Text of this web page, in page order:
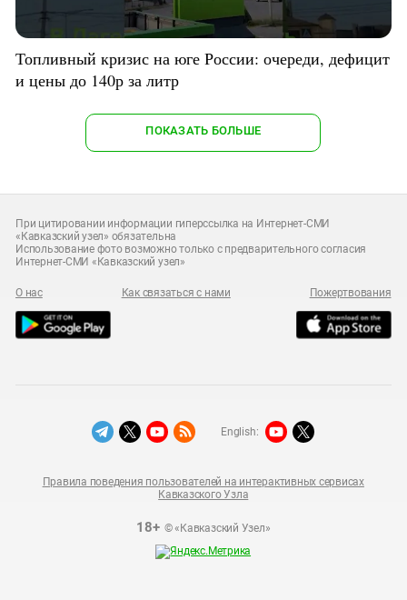
Топливный кризис на юге России: очереди, дефицит
и цены до 140р за литр
ПОКАЗАТЬ БОЛЬШЕ
При цитировании информации гиперссылка на Интернет-СМИ
«Кавказский узел» обязательна
Использование фото возможно только с предварительного согласия
Интернет-СМИ «Кавказский узел»
О нас Как связаться с нами Пожертвования
18+© «Кавказский Узел»
Правила поведения пользователей на интерактивных сервисах
Кавказского Узла
English: